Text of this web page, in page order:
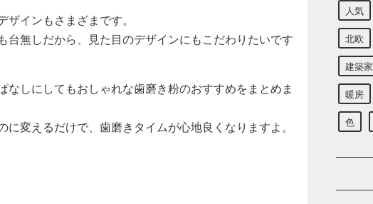
インもさまざまです。
無しだから、見た目のデザインにもこだわりたいです
しにしてもおしゃれな歯磨き粉のおすすめをまとめま
変えるだけで、歯磨きタイムが心地良くなりますよ。
人気
北欧
建築家
暖房
色